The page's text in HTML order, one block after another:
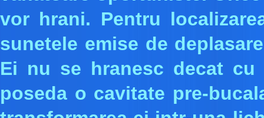
vor hrani. Pentru
sunetele emise de
Ei nu se hranesc decat
poseda o cavitate pre-